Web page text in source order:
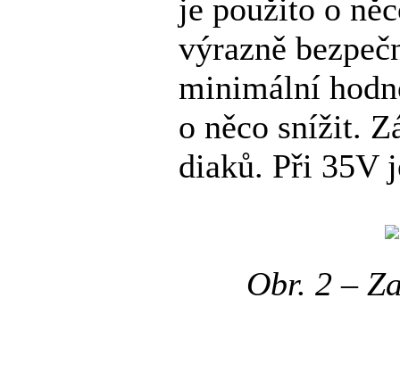
je použito o
výrazně
minimální
o něco snížit.
diaků. Při 35V
Obr. 2 –